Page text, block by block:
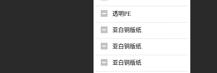
透明PE
亚白铜版纸
亚白铜版纸
亚白铜版纸